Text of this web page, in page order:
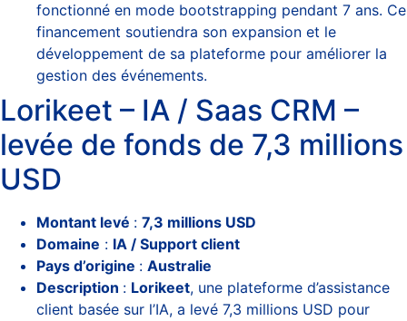
fonctionné en mode bootstrapping pendant 7 ans. Ce
financement soutiendra son expansion et le
développement de sa plateforme pour améliorer la
gestion des événements​.
Lorikeet – IA / Saas CRM –
levée de fonds de 7,3 millions
USD
Montant levé : 7,3 millions USD
Domaine : IA / Support client
Pays d’origine : Australie
Description : Lorikeet, une plateforme d’assistance
client basée sur l’IA, a levé 7,3 millions USD pour